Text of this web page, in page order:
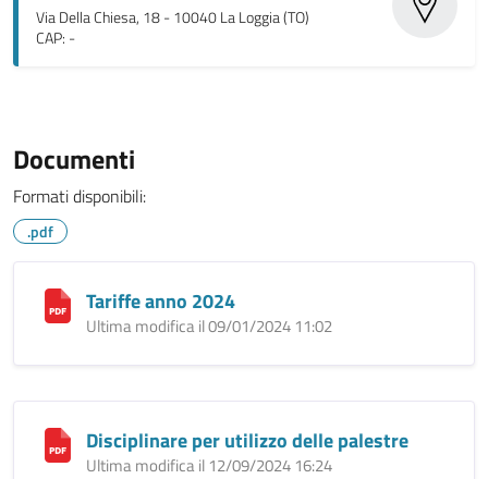
Via Della Chiesa, 18 - 10040 La Loggia (TO)
CAP: -
Documenti
Formati disponibili:
.pdf
Tariffe anno 2024
Ultima modifica il 09/01/2024 11:02
Disciplinare per utilizzo delle palestre
Ultima modifica il 12/09/2024 16:24